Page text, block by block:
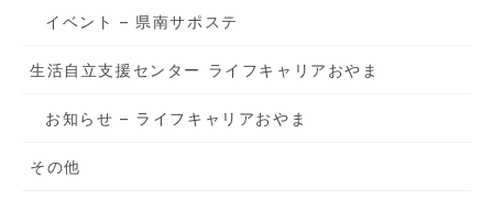
イベント – 県南サポステ
生活自立支援センター ライフキャリアおやま
お知らせ – ライフキャリアおやま
その他